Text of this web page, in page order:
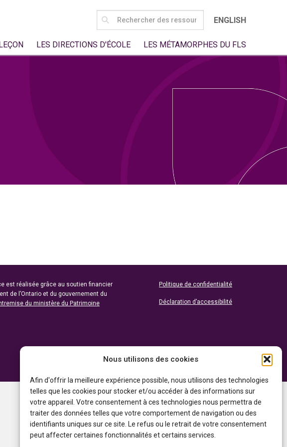
Nous utilisons des cookies
Afin d'offrir la meilleure expérience possible, nous utilisons des technologies
telles que les cookies pour stocker et/ou accéder à des informations sur
votre appareil. Votre consentement à ces technologies nous permettra de
traiter des données telles que votre comportement de navigation ou des
identifiants uniques sur ce site. Le refus ou le retrait de votre consentement
peut affecter certaines fonctionnalités et certains services.
SEARCH
FOR:
ENGLISH
LES DIRECTIONS D'ÉCOLE LES MÉTAMORPHES DU FLS
est réalisée grâce au soutien financier
de l’Ontario et du gouvernement du
du ministère du Patrimoine
Politique de confidentialité
Déclaration d’accessibilité